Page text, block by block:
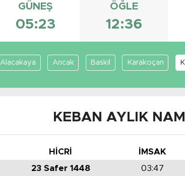
GÜNEŞ
05:23
ÖĞLE
12:36
Alacakaya Arıcak Baskil Karakoçan
KEBAN AYLIK
HİCRİ İMSAK
23 Safer 1448 03:47